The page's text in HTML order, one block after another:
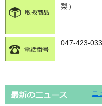
梨）
047-423-
ニ